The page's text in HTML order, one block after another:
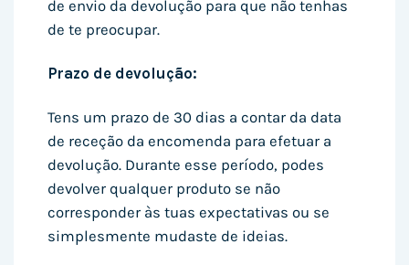
de envio da devolução para que não tenhas
de te preocupar.
Prazo de devolução:
Tens um prazo de 30 dias a contar da data
de receção da encomenda para efetuar a
devolução. Durante esse período, podes
devolver qualquer produto se não
corresponder às tuas expectativas ou se
simplesmente mudaste de ideias.